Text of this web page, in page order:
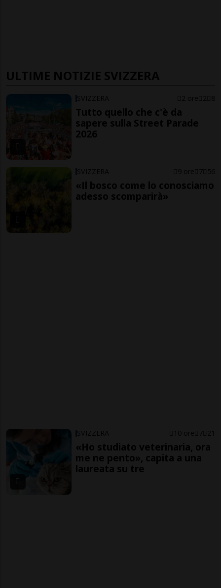
ULTIME NOTIZIE SVIZZERA
SVIZZERA 2 ore 2 8
Tutto quello che c'è da
sapere sulla Street Parade
2026
SVIZZERA 9 ore 7 56
«Il bosco come lo conosciamo
adesso scomparirà»
SVIZZERA 10 ore 7 21
«Ho studiato veterinaria, ora
me ne pento», capita a una
laureata su tre